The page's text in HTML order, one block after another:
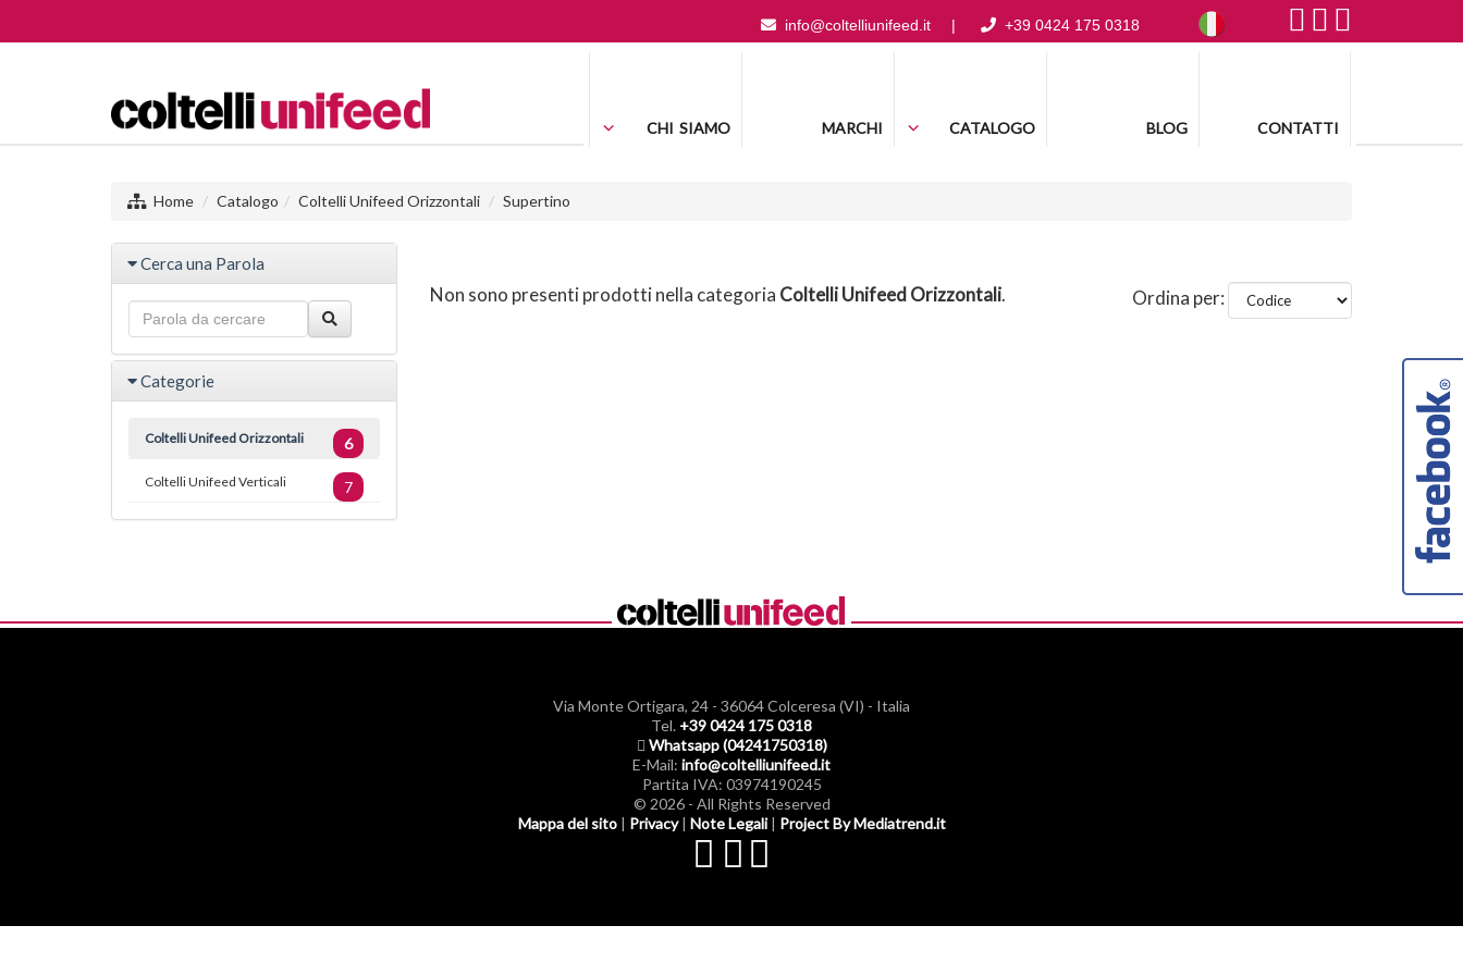
info@coltelliunifeed.it | +39 0424 175 0318
CHI SIAMO MARCHI CATALOGO BLOG CONTATTI
Home Catalogo Coltelli Unifeed Orizzontali Supertino
Non sono presenti prodotti nella categoria Coltelli Unifeed Orizzontali. Ordina per:
Cerca una Parola
Categorie
Coltelli Unifeed Orizzontali 6
Coltelli Unifeed Verticali 7
Via Monte Ortigara, 24 - 36064 Colceresa (VI) - Italia
Tel. +39 0424 175 0318
Whatsapp (04241750318)
E-Mail: info@coltelliunifeed.it
Partita IVA: 03974190245
© 2026 - All Rights Reserved
Mappa del sito| Privacy| Note Legali| Project By Mediatrend.it